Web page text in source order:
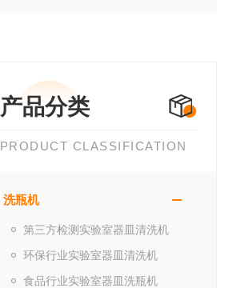
产品分类
PRODUCT CLASSIFICATION
洗瓶机
第三方检测实验室器皿清洗机
环保行业实验室器皿清洗机
食品行业实验室器皿洗瓶机